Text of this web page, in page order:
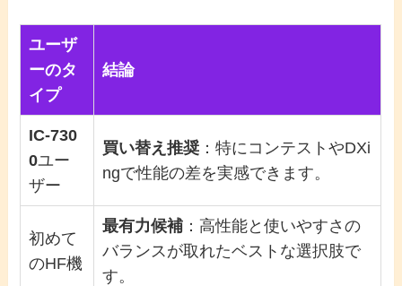
ユーザ
ーのタ
イプ
結論
IC-730
0ユー
ザー
買い替え推奨 ：特にコンテストやDXi
ngで性能の差を実感できます。
初めて
のHF機
最有力候補 ：高性能と使いやすさの
バランスが取れたベストな選択肢で
す。